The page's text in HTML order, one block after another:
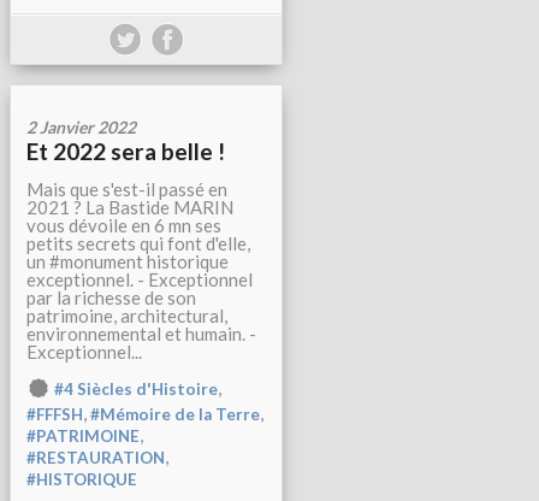
2 Janvier 2022
Et 2022 sera belle !
Mais que s'est-il passé en
2021 ? La Bastide MARIN
vous dévoile en 6 mn ses
petits secrets qui font d'elle,
un #monument historique
exceptionnel. - Exceptionnel
par la richesse de son
patrimoine, architectural,
environnemental et humain. -
Exceptionnel...
#4 Siècles d'Histoire,
#FFFSH,#Mémoire de la Terre,
#PATRIMOINE,
#RESTAURATION,
#HISTORIQUE